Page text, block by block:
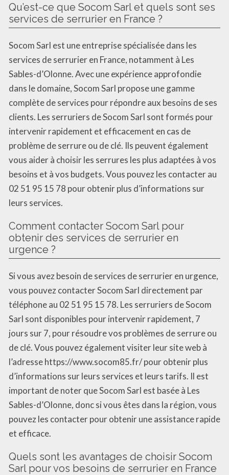
Qu’est-ce que Socom Sarl et quels sont ses
services de serrurier en France ?
Socom Sarl est une entreprise spécialisée dans les
services de serrurier en France, notamment à Les
Sables-d’Olonne. Avec une expérience approfondie
dans le domaine, Socom Sarl propose une gamme
complète de services pour répondre aux besoins de ses
clients. Les serruriers de Socom Sarl sont formés pour
intervenir rapidement et efficacement en cas de
problème de serrure ou de clé. Ils peuvent également
vous aider à choisir les serrures les plus adaptées à vos
besoins et à vos budgets. Vous pouvez les contacter au
02 51 95 15 78 pour obtenir plus d’informations sur
leurs services.
Comment contacter Socom Sarl pour
obtenir des services de serrurier en
urgence ?
Si vous avez besoin de services de serrurier en urgence,
vous pouvez contacter Socom Sarl directement par
téléphone au 02 51 95 15 78. Les serruriers de Socom
Sarl sont disponibles pour intervenir rapidement, 7
jours sur 7, pour résoudre vos problèmes de serrure ou
de clé. Vous pouvez également visiter leur site web à
l’adresse https://www.socom85.fr/ pour obtenir plus
d’informations sur leurs services et leurs tarifs. Il est
important de noter que Socom Sarl est basée à Les
Sables-d’Olonne, donc si vous êtes dans la région, vous
pouvez les contacter pour obtenir une assistance rapide
et efficace.
Quels sont les avantages de choisir Socom
Sarl pour vos besoins de serrurier en France